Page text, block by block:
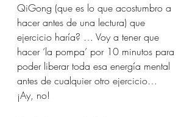
QiGong (que es lo que acostumbro a
hacer antes de una lectura) que
ejercicio haría? … Voy a tener que
hacer ‘la pompa’ por 10 minutos para
poder liberar toda esa energía mental
antes de cualquier otro ejercicio…
¡Ay, no!